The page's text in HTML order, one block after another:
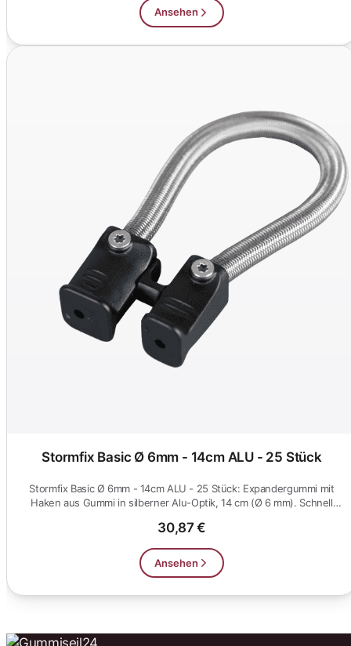
Ansehen
Stormfix Basic Ø 6mm - 14cm ALU - 25 Stück
Stormfix Basic Ø 6mm - 14cm ALU - 25 Stück: Expandergummi mit
Haken aus Gummi in silberner Alu-Optik, 14 cm (Ø 6 mm). Schnell
30,87 €
Ansehen